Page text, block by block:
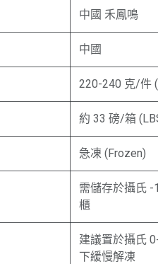
中國 禾鳳鳴
中國
220-240 克/件
約 33 磅/箱
急凍 (Frozen)
需儲存於攝氏 -
櫃
建議置於攝氏
下緩慢解凍